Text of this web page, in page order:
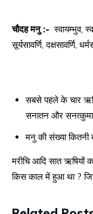
चौदह मनु :- स्वायम्भुव,
सूर्यसावर्णि, दक्षसावर्णि,
सबसे पहले के चार
सनातन और
मनु की संख्या कितनी
मरीचि आदि सात ऋषियों
किस काल में हुआ था ?